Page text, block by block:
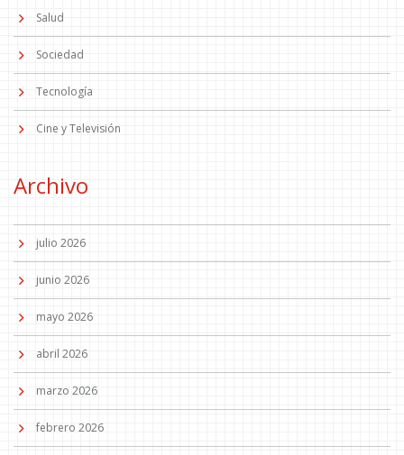
Salud
Sociedad
Tecnología
Cine y Televisión
Archivo
julio 2026
junio 2026
mayo 2026
abril 2026
marzo 2026
febrero 2026